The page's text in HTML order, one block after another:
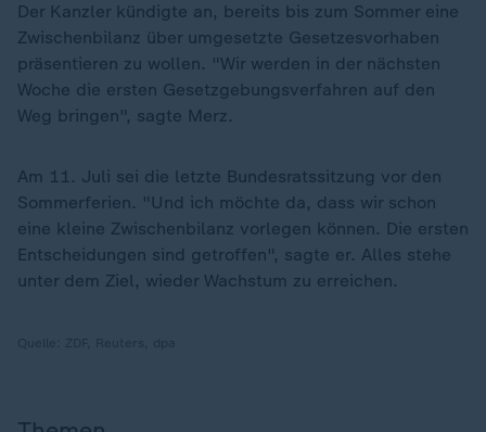
Der Kanzler kündigte an, bereits bis zum Sommer eine
Zwischenbilanz über umgesetzte Gesetzesvorhaben
präsentieren zu wollen. "Wir werden in der nächsten
Woche die ersten Gesetzgebungsverfahren auf den
Weg bringen", sagte Merz.
Am 11. Juli sei die letzte Bundesratssitzung vor den
Sommerferien. "Und ich möchte da, dass wir schon
eine kleine Zwischenbilanz vorlegen können. Die ersten
Entscheidungen sind getroffen", sagte er. Alles stehe
unter dem Ziel, wieder Wachstum zu erreichen.